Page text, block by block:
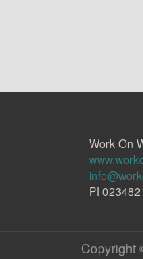
Work On
PI
Copyright